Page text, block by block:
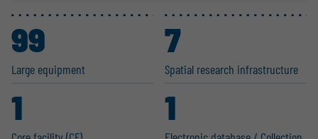
Large equipment
99
Spatial research infras­tructure
7
1 1